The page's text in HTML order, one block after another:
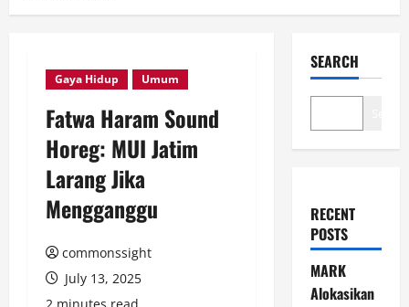
Gaya Hidup Umum
Fatwa Haram Sound
Horeg: MUI Jatim
Larang Jika
Mengganggu
commonssight
July 13, 2025
SEARCH
RECENT
POSTS
MARK
Alokasikan